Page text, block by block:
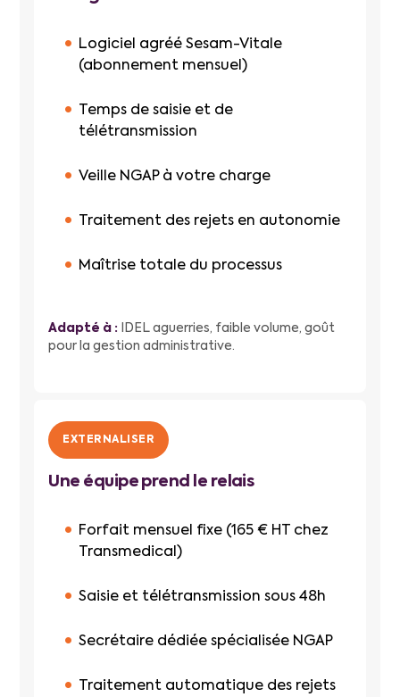
Logiciel agréé Sesam-Vitale
(abonnement mensuel)
Temps de saisie et de
télétransmission
Veille NGAP à votre charge
Traitement des rejets en autonomie
Maîtrise totale du processus
Adapté à :
IDEL aguerries, faible volume, goût
pour la gestion administrative.
EXTERNALISER
Une équipe prend le relais
Forfait mensuel fixe (165 € HT chez
Transmedical)
Saisie et télétransmission sous 48h
Secrétaire dédiée spécialisée NGAP
Traitement automatique des rejets